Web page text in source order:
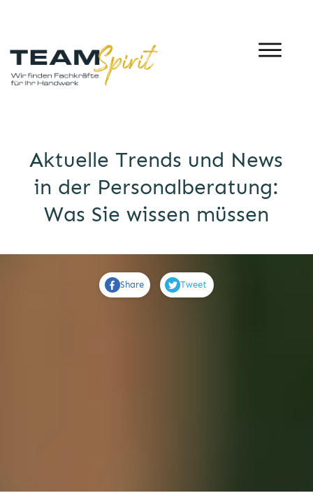
Aktuelle Trends und News
in der Personalberatung:
Was Sie wissen müssen
Share Tweet